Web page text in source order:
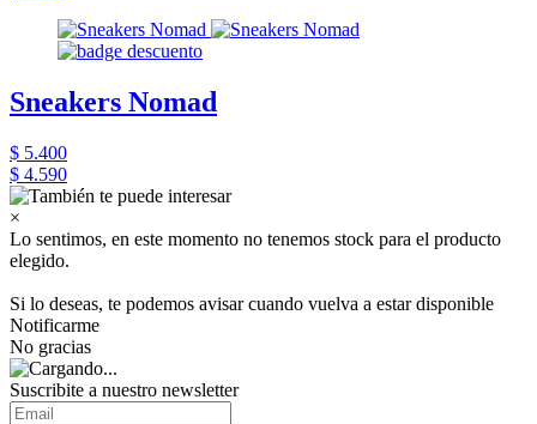
Sneakers Nomad
$ 5.400
$ 4.590
×
Lo sentimos, en este momento no tenemos stock para el producto
elegido.
Si lo deseas, te podemos avisar cuando vuelva a estar disponible
Notificarme
No gracias
Suscribite a nuestro newsletter